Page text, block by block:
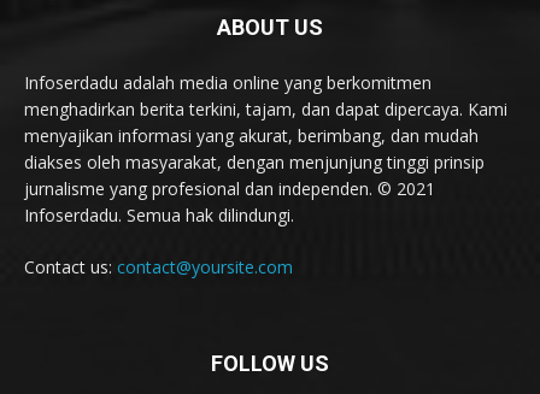
ABOUT US
Infoserdadu adalah media online yang berkomitmen
menghadirkan berita terkini, tajam, dan dapat dipercaya. Kami
menyajikan informasi yang akurat, berimbang, dan mudah
diakses oleh masyarakat, dengan menjunjung tinggi prinsip
jurnalisme yang profesional dan independen. © 2021
Infoserdadu. Semua hak dilindungi.
Contact us: contact@yoursite.com
FOLLOW US